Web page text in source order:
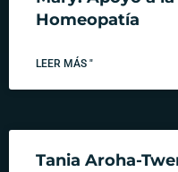
Homeopatía
LEER MÁS "
Tania Aroha-